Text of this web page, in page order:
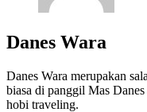
Danes Wara
Danes Wara merupakan
biasa di panggil Mas
hobi traveling.